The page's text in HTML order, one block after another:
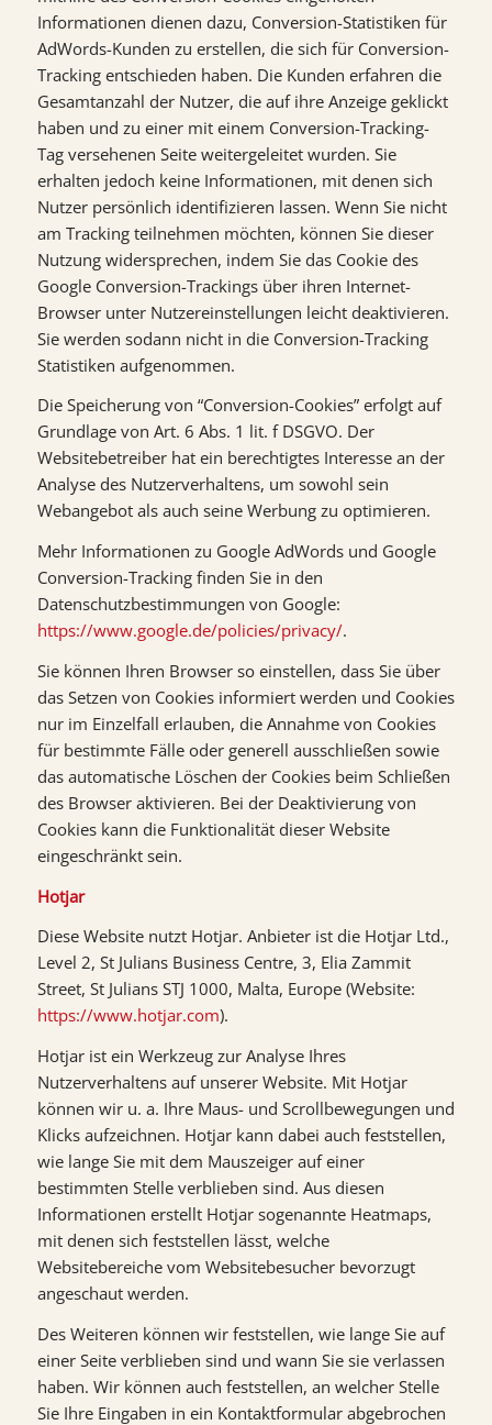
Informationen dienen dazu, Conversion-Statistiken für
AdWords-Kunden zu erstellen, die sich für Conversion-
Tracking entschieden haben. Die Kunden erfahren die
Gesamtanzahl der Nutzer, die auf ihre Anzeige geklickt
haben und zu einer mit einem Conversion-Tracking-
Tag versehenen Seite weitergeleitet wurden. Sie
erhalten jedoch keine Informationen, mit denen sich
Nutzer persönlich identifizieren lassen. Wenn Sie nicht
am Tracking teilnehmen möchten, können Sie dieser
Nutzung widersprechen, indem Sie das Cookie des
Google Conversion-Trackings über ihren Internet-
Browser unter Nutzereinstellungen leicht deaktivieren.
Sie werden sodann nicht in die Conversion-Tracking
Statistiken aufgenommen.
Die Speicherung von “Conversion-Cookies” erfolgt auf
Grundlage von Art. 6 Abs. 1 lit. f DSGVO. Der
Websitebetreiber hat ein berechtigtes Interesse an der
Analyse des Nutzerverhaltens, um sowohl sein
Webangebot als auch seine Werbung zu optimieren.
Mehr Informationen zu Google AdWords und Google
Conversion-Tracking finden Sie in den
Datenschutzbestimmungen von Google:
https://www.google.de/policies/privacy/.
Sie können Ihren Browser so einstellen, dass Sie über
das Setzen von Cookies informiert werden und Cookies
nur im Einzelfall erlauben, die Annahme von Cookies
für bestimmte Fälle oder generell ausschließen sowie
das automatische Löschen der Cookies beim Schließen
des Browser aktivieren. Bei der Deaktivierung von
Cookies kann die Funktionalität dieser Website
eingeschränkt sein.
Hotjar
Diese Website nutzt Hotjar. Anbieter ist die Hotjar Ltd.,
Level 2, St Julians Business Centre, 3, Elia Zammit
Street, St Julians STJ 1000, Malta, Europe (Website:
https://www.hotjar.com).
Hotjar ist ein Werkzeug zur Analyse Ihres
Nutzerverhaltens auf unserer Website. Mit Hotjar
können wir u. a. Ihre Maus- und Scrollbewegungen und
Klicks aufzeichnen. Hotjar kann dabei auch feststellen,
wie lange Sie mit dem Mauszeiger auf einer
bestimmten Stelle verblieben sind. Aus diesen
Informationen erstellt Hotjar sogenannte Heatmaps,
mit denen sich feststellen lässt, welche
Websitebereiche vom Websitebesucher bevorzugt
angeschaut werden.
Des Weiteren können wir feststellen, wie lange Sie auf
einer Seite verblieben sind und wann Sie sie verlassen
haben. Wir können auch feststellen, an welcher Stelle
Sie Ihre Eingaben in ein Kontaktformular abgebrochen